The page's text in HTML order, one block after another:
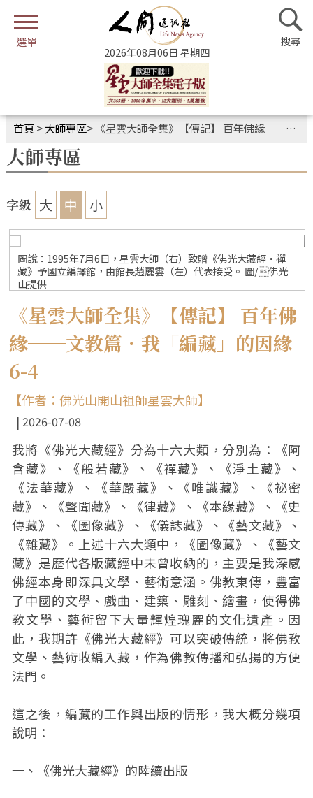
2026年08月06日 星期四
首頁 >大師專區> 《星雲大師全集》【傳記】 百年佛緣──文教篇．我「編藏」的因緣6-4
大師專區
字級 大 中 小
圖說：1995年7月6日，星雲大師（右）致贈《佛光大藏經‧禪
藏》予國立編譯館，由館長趙麗雲（左）代表接受。 圖/佛光
山提供
《星雲大師全集》【傳記】 百年佛
緣──文教篇．我「編藏」的因緣
6-4
【作者：佛光山開山祖師星雲大師】
2026-07-08
我將《佛光大藏經》分為十六大類，分別為：《阿
含藏》、《般若藏》、《禪藏》、《淨土藏》、
《法華藏》、《華嚴藏》、《唯識藏》、《祕密
藏》、《聲聞藏》、《律藏》、《本緣藏》、《史
傳藏》、《圖像藏》、《儀誌藏》、《藝文藏》、
《雜藏》。上述十六大類中，《圖像藏》、《藝文
藏》是歷代各版藏經中未曾收納的，主要是我深感
佛經本身即深具文學、藝術意涵。佛教東傳，豐富
了中國的文學、戲曲、建築、雕刻、繪畫，使得佛
教文學、藝術留下大量輝煌瑰麗的文化遺產。因
此，我期許《佛光大藏經》可以突破傳統，將佛教
文學、藝術收編入藏，作為佛教傳播和弘揚的方便
法門。
這之後，編藏的工作與出版的情形，我大概分幾項
說明：
一、《佛光大藏經》的陸續出版